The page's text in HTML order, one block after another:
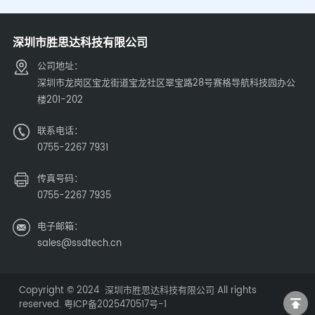
深圳市胜思达科技有限公司
公司地址：
深圳市龙岗区宝龙街道宝龙社区翠宝路28号赛格导航科技园办公
楼201-202
联系电话：
0755-2267 7931
传真号码：
0755-2267 7935
电子邮箱：
sales@ssdtech.cn
Copyright © 2024 深圳市胜思达科技有限公司 All rights
reserved.粤ICP备2025470517号-1